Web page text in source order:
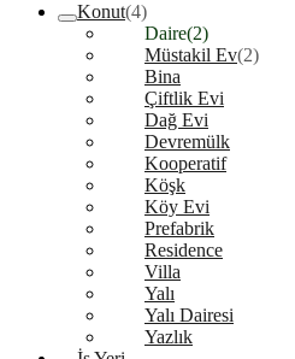
Konut(4)
Daire(2)
Müstakil Ev(2)
Bina
Çiftlik Evi
Dağ Evi
Devremülk
Kooperatif
Köşk
Köy Evi
Prefabrik
Residence
Villa
Yalı
Yalı Dairesi
Yazlık